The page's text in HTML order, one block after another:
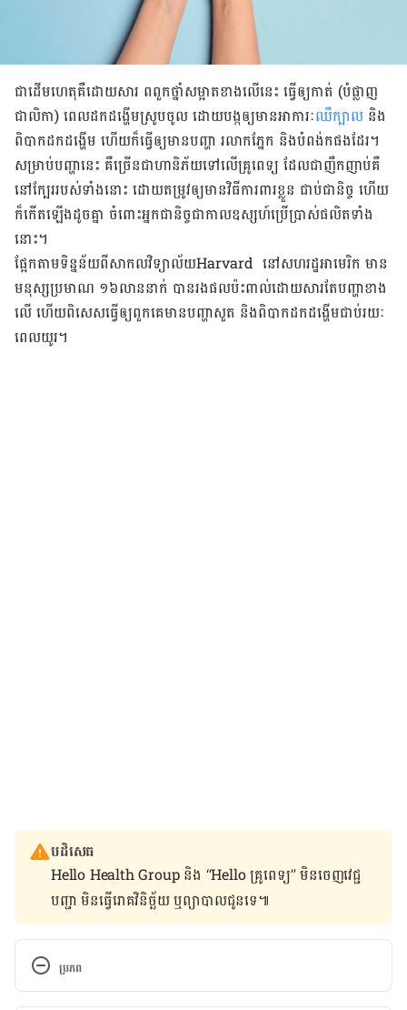
ជា​ដើម​ហេតុ​គឺ​ដោយ​សារ ពពួក​ថ្នាំ​សម្អាត​ខាង​លើ​នេះ ធ្វើ​ឲ្យ​កាត់​ (បំផ្លាញ​
ជាលិកា) ពេល​ដក​ដង្ហើម​ស្រូប​ចូល ដោយ​បង្ក​ឲ្យ​​មាន​អាការៈ​ឈឺ​ក្បាល និង​
ពិ​​បាក​ដក​ដង្ហើម ហើយ​ក៏​ធ្វើ​ឲ្យ​មាន​បញ្ហា រលាក​ភ្នែក និង​បំពង់​ក​ផង​ដែរ។
សម្រាប់​បញ្ហា​នេះ គឺ​​ច្រើន​ជា​ហានិភ័យ​ទៅ​លើ​​គ្រូ​ពេទ្យ ដែល​ជា​ញឹក​ញាប់​​គឺ​
នៅ​ក្បែរ​របស់​ទាំង​នោះ ដោយ​តម្រូវ​ឲ្យ​មាន​​វិធី​​ការពារ​ខ្លួន ជាប់​​ជា​និច្ច ហើយ​​
ក៏​កើត​​ឡើង​ដូច​គ្នា ចំពោះ​អ្នក​ជា​និច្ច​ជា​កាល​ឧស្សហ៍​​ប្រើ​ប្រាស់​ផលិត​ទាំង​
នោះ។
ផ្អែក​តាម​ទិន្នន័យ​ពី​សាកលវិទ្យាល័យHarvard ​ នៅ​សហរដ្ឋអាមេរិក មាន​
មនុស្ស​ប្រមាណ​ ១៦​លាន​នាក់ បាន​រង​ផល​ប៉ះ​ពាល់​ដោយ​សារ​​តែ​បញ្ហា​ខាង​
លើ ហើយ​ពិសេស​ធ្វើ​ឲ្យ​ពួក​គេ​មាន​បញ្ហា​សួត និង​ពិបាក​ដក​ដង្ហើម​ជាប់​រយៈ​
ពេល​យូរ។
បដិសេធ
Hello Health Group និង “Hello គ្រូពេទ្យ” មិន​ចេញ​វេជ្ជ
បញ្ជា មិន​ធ្វើ​រោគវិនិច្ឆ័យ ឬ​ព្យាបាល​ជូន​ទេ៕
ប្រភព
Disinfectants raise COPD risk for female nurses,